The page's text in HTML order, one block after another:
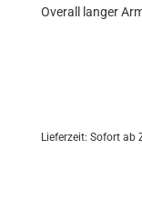
Overall langer
Lieferzeit: Sofort ab